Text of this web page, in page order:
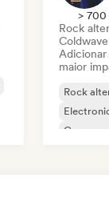
> 700
Rock
Coldwave
Adicionar
maior
Rock
Garage